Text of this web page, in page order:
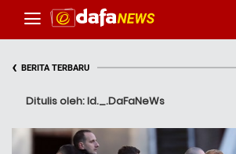
‹ BERITA TERBARU
Ditulis oleh: Id._.DaFaNeWs